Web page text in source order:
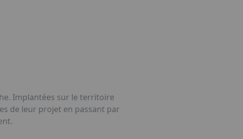
Implantées sur le territoire
de leur projet en passant par